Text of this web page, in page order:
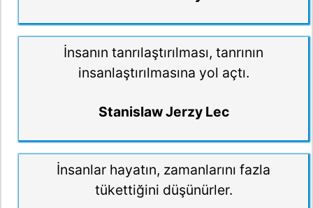
İnsanın tanrılaştırılması, tanrının
insanlaştırılmasına yol açtı.
Stanislaw Jerzy Lec
İnsanlar hayatın, zamanlarını fazla
tükettiğini düşünürler.